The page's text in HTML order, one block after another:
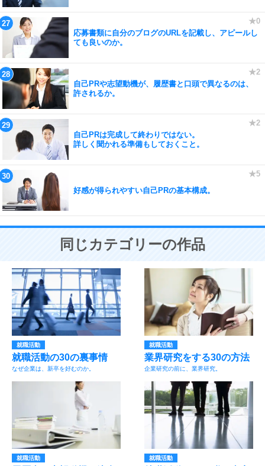
応募書類に自分のブログのURLを記載し、アピールし
ても良いのか。
自己PRや志望動機が、履歴書と口頭で異なるのは、
許されるか。
自己PRは完成して終わりではない。
詳しく聞かれる準備もしておくこと。
好感が得られやすい自己PRの基本構成。
同じカテゴリーの作品
就職活動
就職活動の30の裏事情
なぜ企業は、新卒を好むのか。
就職活動
業界研究をする30の方法
企業研究の前に、業界研究。
就職活動 就職活動